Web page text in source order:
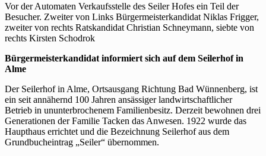
Vor der Automaten Verkaufsstelle des Seiler Hofes ein Teil der
Besucher. Zweiter von Links Bürgermeisterkandidat Niklas Frigger,
zweiter von rechts Ratskandidat Christian Schneymann, siebte von
rechts Kirsten Schodrok
Bürgermeisterkandidat informiert sich auf dem Seilerhof in
Alme
Der Seilerhof in Alme, Ortsausgang Richtung Bad Wünnenberg, ist
ein seit annähernd 100 Jahren ansässiger landwirtschaftlicher
Betrieb in ununterbrochenem Familienbesitz. Derzeit bewohnen drei
Generationen der Familie Tacken das Anwesen. 1922 wurde das
Haupthaus errichtet und die Bezeichnung Seilerhof aus dem
Grundbucheintrag „Seiler“ übernommen.